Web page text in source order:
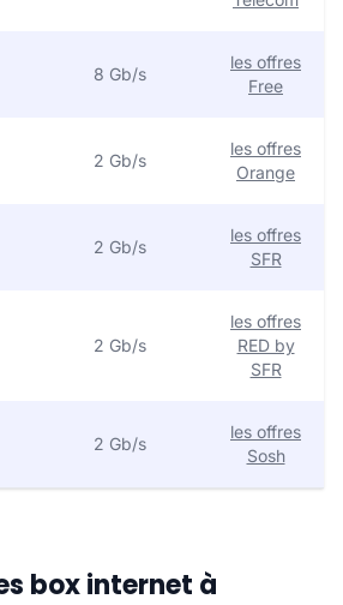
8 Gb/s
les offres
Free
2 Gb/s
les offres
Orange
2 Gb/s
les offres
SFR
2 Gb/s
les offres
RED by
SFR
2 Gb/s
les offres
Sosh
box internet à